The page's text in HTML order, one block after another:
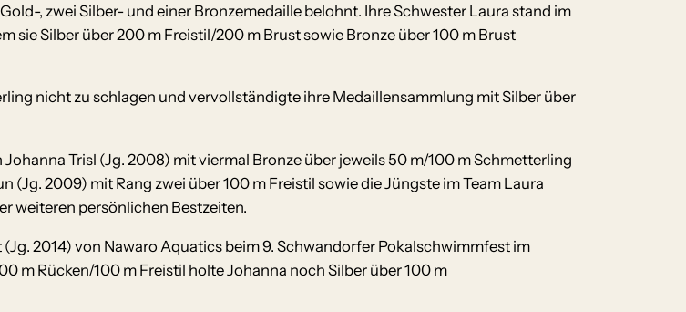
, zwei Silber- und einer Bronzemedaille belohnt. Ihre Schwester Laura stand im
sie Silber über 200 m Freistil/200 m Brust sowie Bronze über 100 m Brust
nicht zu schlagen und vervollständigte ihre Medaillensammlung mit Silber über
Trisl (Jg. 2008) mit viermal Bronze über jeweils 50 m/100 m Schmetterling
2009) mit Rang zwei über 100 m Freistil sowie die Jüngste im Team Laura
weiteren persönlichen Bestzeiten.
2014) von Nawaro Aquatics beim 9. Schwandorfer Pokalschwimmfest im
m Rücken/100 m Freistil holte Johanna noch Silber über 100 m